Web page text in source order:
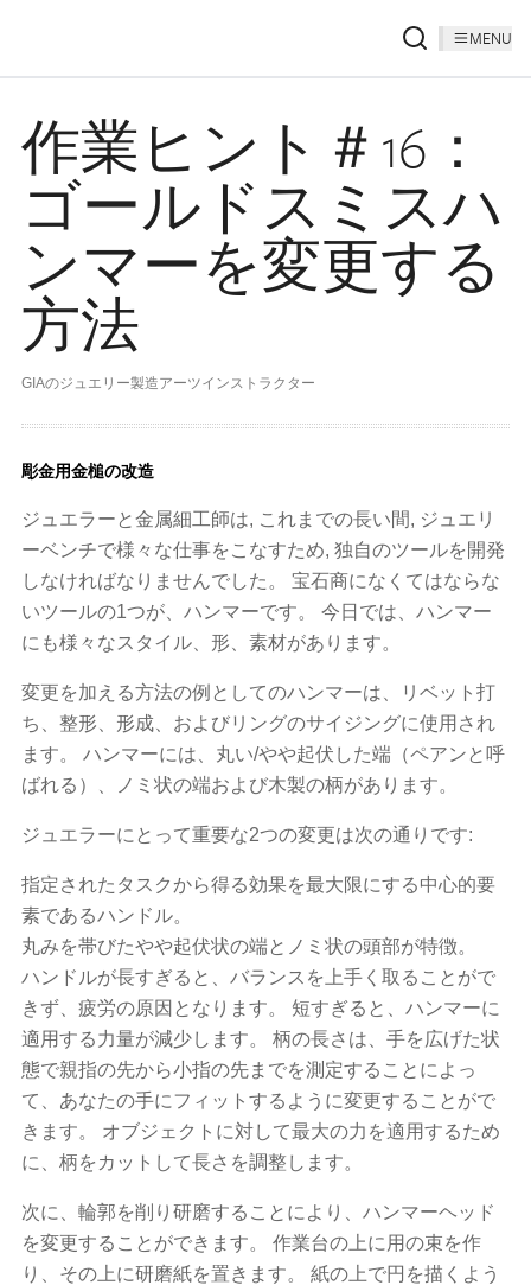
MENU
作業ヒント＃16：
ゴールドスミスハ
ンマーを変更する
方法
GIAのジュエリー製造アーツインストラクター
彫金用金槌の改造
ジュエラーと金属細工師は, これまでの長い間, ジュエリ
ーベンチで様々な仕事をこなすため, 独自のツールを開発
しなければなりませんでした。 宝石商になくてはならな
いツールの1つが、ハンマーです。 今日では、ハンマー
にも様々なスタイル、形、素材があります。
変更を加える方法の例としてのハンマーは、リベット打
ち、整形、形成、およびリングのサイジングに使用され
ます。 ハンマーには、丸い/やや起伏した端（ペアンと呼
ばれる）、ノミ状の端および木製の柄があります。
ジュエラーにとって重要な2つの変更は次の通りです:
指定されたタスクから得る効果を最大限にする中心的要
素であるハンドル。
丸みを帯びたやや起伏状の端とノミ状の頭部が特徴。
ハンドルが長すぎると、バランスを上手く取ることがで
きず、疲労の原因となります。 短すぎると、ハンマーに
適用する力量が減少します。 柄の長さは、手を広げた状
態で親指の先から小指の先までを測定することによっ
て、あなたの手にフィットするように変更することがで
きます。 オブジェクトに対して最大の力を適用するため
に、柄をカットして長さを調整します。
次に、輪郭を削り研磨することにより、ハンマーヘッド
を変更することができます。 作業台の上に用の束を作
り、その上に研磨紙を置きます。 紙の上で円を描くよう